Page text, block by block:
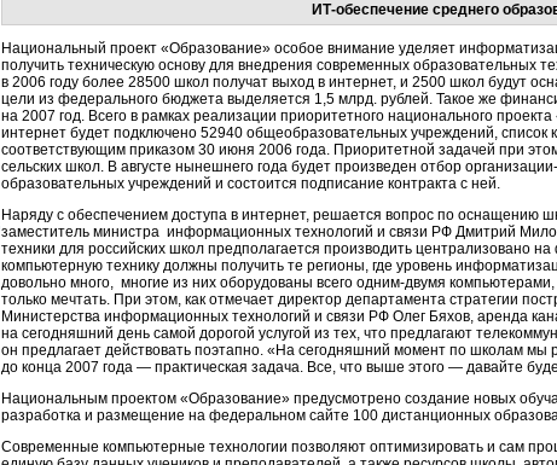
ИТ-обеспечение среднего
Национальный проект «Образование» особое внимание уделяет
получить техническую основу для внедрения современных образовательных
в 2006 году более 28500 школ получат выход в интернет, и 2500 школ будут
цели из федерального бюджета выделяется 1,5 млрд. рублей. Такое же
на 2007 год. Всего в рамках реализации приоритетного национального
интернет будет подключено 52940 общеобразовательных учреждений, список
соответствующим приказом 30 июня 2006 года. Приоритетной задачей при
сельских школ. В августе нынешнего года будет произведен отбор
образовательных учреждений и состоится подписание контракта с ней.
Наряду с обеспечением доступа в интернет, решается вопрос по оснащению
заместитель министра информационных технологий и связи РФ Дмитрий
техники для российских школ предполагается производить централизовано
компьютерную технику должны получить те регионы, где уровень
довольно много, многие из них оборудованы всего одним-двумя
только мечтать. При этом, как отмечает директор департамента стратегии
Министерства информационных технологий и связи РФ Олег Бяхов, аренда
на сегодняшний день самой дорогой услугой из тех, что предлагают
он предлагает действовать поэтапно. «На сегодняшний момент по школам мы
до конца 2007 года — практическая задача. Все, что выше этого — давайте
Национальным проектом «Образование» предусмотрено создание новых
разработка и размещение на федеральном сайте 100 дистанционных
Современные компьютерные технологии позволяют оптимизировать и сам